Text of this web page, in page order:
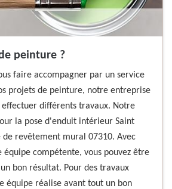
peinture ?
faire accompagner par un service
projets de peinture, notre entreprise
différents travaux. Notre
la pose d'enduit intérieur Saint
de revêtement mural 07310. Avec
équipe compétente, vous pouvez être
bon résultat. Pour des travaux
équipe réalise avant tout un bon